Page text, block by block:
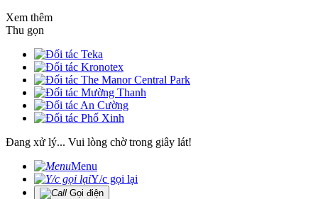
Xem thêm
Thu gọn
Đang xử lý... Vui lòng chờ trong giây lát!
Menu
Y/c gọi lại
Gọi điện